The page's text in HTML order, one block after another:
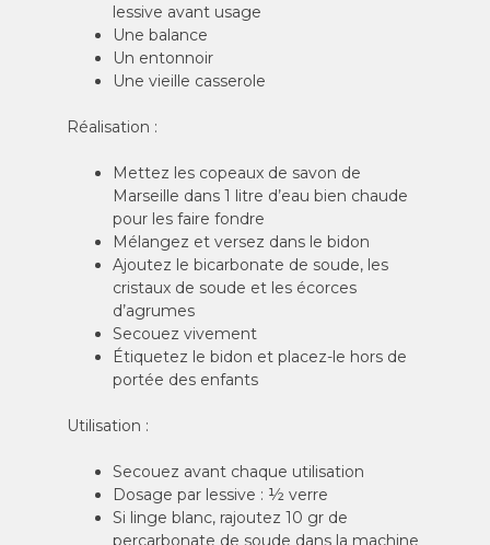
lessive avant usage
Une balance
Un entonnoir
Une vieille casserole
Réalisation :
Mettez les copeaux de savon de
Marseille dans 1 litre d’eau bien chaude
pour les faire fondre
Mélangez et versez dans le bidon
Ajoutez le bicarbonate de soude, les
cristaux de soude et les écorces
d’agrumes
Secouez vivement
Étiquetez le bidon et placez-le hors de
portée des enfants
Utilisation :
Secouez avant chaque utilisation
Dosage par lessive : ½ verre
Si linge blanc, rajoutez 10 gr de
percarbonate de soude dans la machine